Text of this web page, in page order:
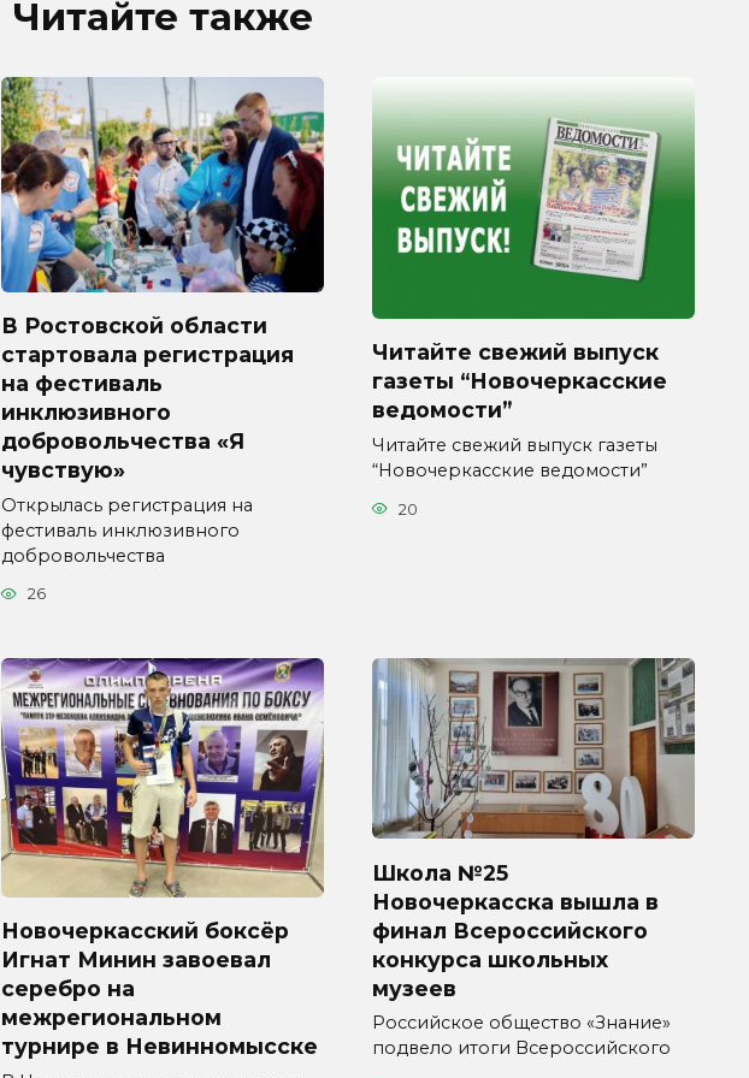
Читайте также
В Ростовской области
стартовала регистрация
на фестиваль
инклюзивного
добровольчества «Я
чувствую»
Открылась регистрация на
фестиваль инклюзивного
добровольчества
26
Читайте свежий выпуск
газеты “Новочеркасские
ведомости”
Читайте свежий выпуск газеты
“Новочеркасские ведомости”
20
Новочеркасский боксёр
Игнат Минин завоевал
серебро на
межрегиональном
турнире в Невинномысске
Школа №25
Новочеркасска вышла в
финал Всероссийского
конкурса школьных
музеев
Российское общество «Знание»
подвело итоги Всероссийского